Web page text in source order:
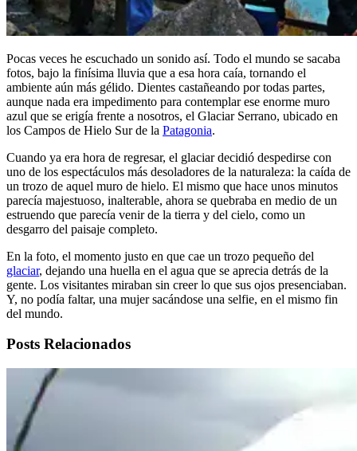
Pocas veces he escuchado un sonido así. Todo el mundo se sacaba
fotos, bajo la finísima lluvia que a esa hora caía, tornando el
ambiente aún más gélido. Dientes castañeando por todas partes,
aunque nada era impedimento para contemplar ese enorme muro
azul que se erigía frente a nosotros, el Glaciar Serrano, ubicado en
los Campos de Hielo Sur de la Patagonia.
Cuando ya era hora de regresar, el glaciar decidió despedirse con
uno de los espectáculos más desoladores de la naturaleza: la caída de
un trozo de aquel muro de hielo. El mismo que hace unos minutos
parecía majestuoso, inalterable, ahora se quebraba en medio de un
estruendo que parecía venir de la tierra y del cielo, como un
desgarro del paisaje completo.
En la foto, el momento justo en que cae un trozo pequeño del
glaciar, dejando una huella en el agua que se aprecia detrás de la
gente. Los visitantes miraban sin creer lo que sus ojos presenciaban.
Y, no podía faltar, una mujer sacándose una selfie, en el mismo fin
del mundo.
Posts Relacionados